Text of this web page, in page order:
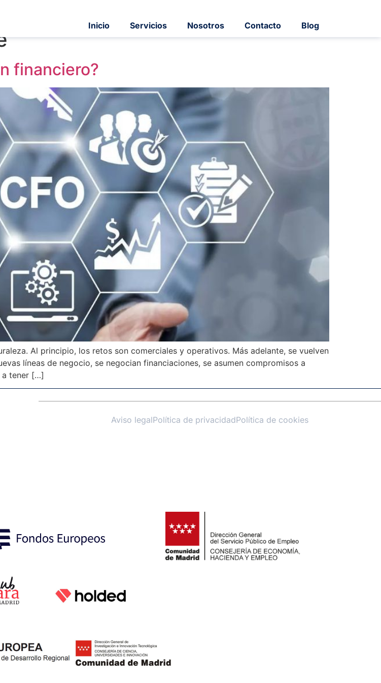
Inicio Servicios Nosotros Contacto Blog
financiero?
Al principio, los retos son comerciales y operativos. Más adelante, se vuelven
líneas de negocio, se negocian financiaciones, se asumen compromisos a
a tener […]
Aviso legalPolítica de privacidadPolítica de cookies